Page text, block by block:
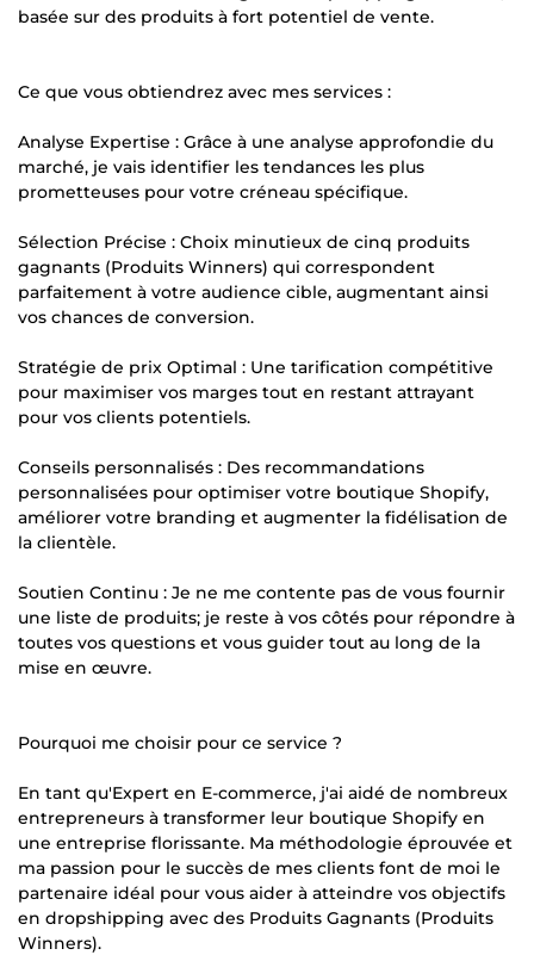
basée sur des produits à fort potentiel de vente.
Ce que vous obtiendrez avec mes services :
Analyse Expertise : Grâce à une analyse approfondie du
marché, je vais identifier les tendances les plus
prometteuses pour votre créneau spécifique.
Sélection Précise : Choix minutieux de cinq produits
gagnants (Produits Winners) qui correspondent
parfaitement à votre audience cible, augmentant ainsi
vos chances de conversion.
Stratégie de prix Optimal : Une tarification compétitive
pour maximiser vos marges tout en restant attrayant
pour vos clients potentiels.
Conseils personnalisés : Des recommandations
personnalisées pour optimiser votre boutique Shopify,
améliorer votre branding et augmenter la fidélisation de
la clientèle.
Soutien Continu : Je ne me contente pas de vous fournir
une liste de produits; je reste à vos côtés pour répondre à
toutes vos questions et vous guider tout au long de la
mise en œuvre.
Pourquoi me choisir pour ce service ?
En tant qu'Expert en E-commerce, j'ai aidé de nombreux
entrepreneurs à transformer leur boutique Shopify en
une entreprise florissante. Ma méthodologie éprouvée et
ma passion pour le succès de mes clients font de moi le
partenaire idéal pour vous aider à atteindre vos objectifs
en dropshipping avec des Produits Gagnants (Produits
Winners).